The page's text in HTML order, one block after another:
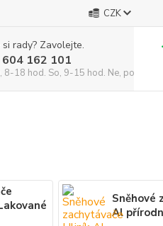
CZK
rady? Zavolejte.
162 101
8-18 hod. So, 9-15 hod. Ne, po
Sněhové
Al